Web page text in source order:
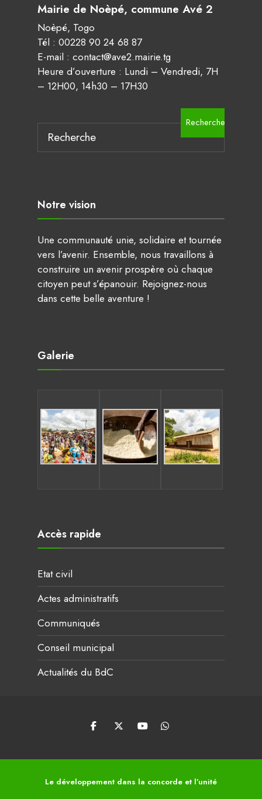
Mairie de Noèpé, commune Avé 2
Noèpé, Togo
Tél : 00228 90 24 68 87
E-mail : contact@ave2.mairie.tg
Heure d’ouverture : Lundi – Vendredi, 7H
– 12H00, 14h30 – 17H30
Rechercher
Notre vision
Une communauté unie, solidaire et tournée
vers l’avenir. Ensemble, nous travaillons à
construire un avenir prospère où chaque
citoyen peut s’épanouir. Rejoignez-nous
dans cette belle aventure !
Galerie
Accès rapide
Etat civil
Actes administratifs
Communiqués
Conseil municipal
Actualités du BdC
Le développement dans la concorde et l’unité